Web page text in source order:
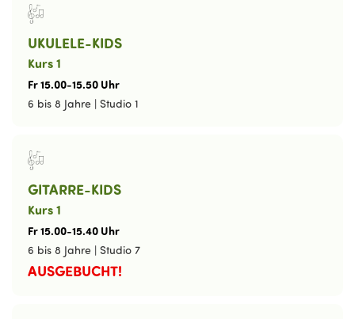
UKULELE-KIDS
Kurs 1
Fr15.00-15.50 Uhr
6 bis 8 Jahre | Studio 1
GITARRE-KIDS
Kurs 1
Fr15.00-15.40 Uhr
6 bis 8 Jahre | Studio 7
AUSGEBUCHT!